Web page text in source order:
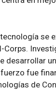
se
desarrollar
fue
de